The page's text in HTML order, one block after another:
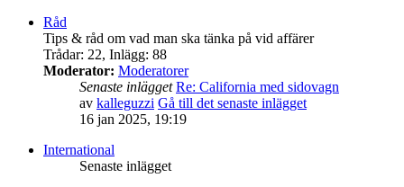
Råd
Tips & råd om vad man ska tänka på vid affärer
Trådar: 22, Inlägg: 88
Moderator: Moderatorer
Senaste inlägget Re: California med sidovagn
av kalleguzzi Gå till det senaste inlägget
16 jan 2025, 19:19
International
Senaste inlägget